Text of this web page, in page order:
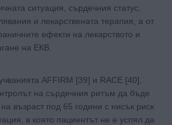
ситуация, сърдечния статус,
и лекарствената терапия, а от
ефекти на лекарството и
на ЕКВ.
AFFIRM [39] и RACE [40],
на сърдечния ритъм да бъде
възраст под 65 години с нисък риск
в която пациентът не е успял да